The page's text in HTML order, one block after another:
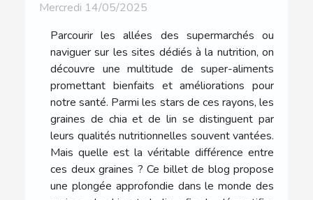
Mercredi 14/05/2025
Parcourir les allées des supermarchés ou
naviguer sur les sites dédiés à la nutrition, on
découvre une multitude de super-aliments
promettant bienfaits et améliorations pour
notre santé. Parmi les stars de ces rayons, les
graines de chia et de lin se distinguent par
leurs qualités nutritionnelles souvent vantées.
Mais quelle est la véritable différence entre
ces deux graines ? Ce billet de blog propose
une plongée approfondie dans le monde des